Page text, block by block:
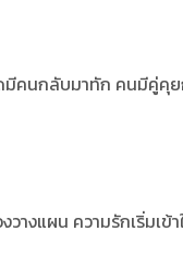
มีคนกลับมาทัก คนมีคู่คุ
างแผน ความรักเริ่มเข้